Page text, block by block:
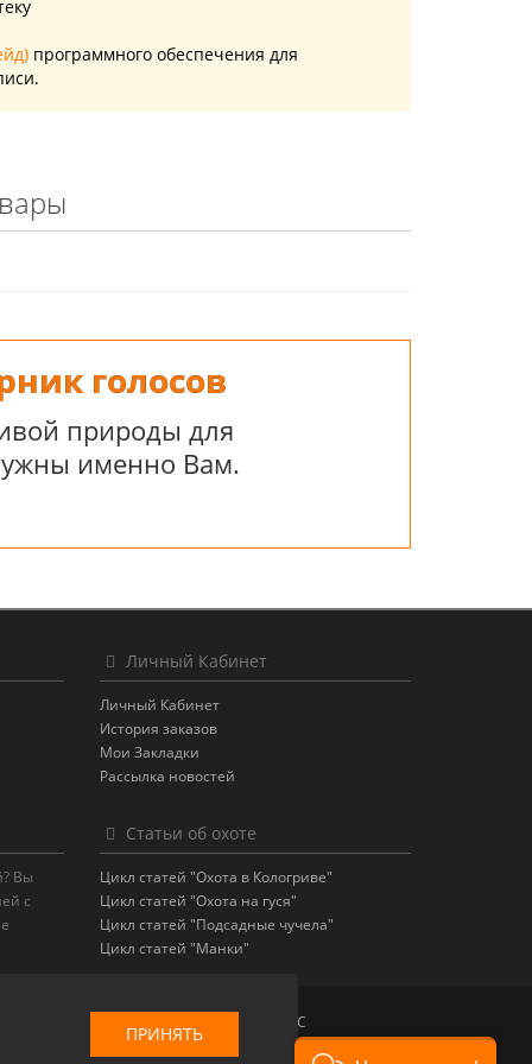
программного обеспечения для
голосов
природы для
именно Вам.
Личный Кабинет
Личный Кабинет
История заказов
Мои Закладки
Рассылка новостей
Вы
с
Статьи об охоте
Цикл статей "Охота в Кологриве"
Цикл статей "Охота на гуся"
Цикл статей "Подсадные чучела"
Цикл статей "Манки"
Сезон Удачной Охоты © 1994 – 2026
ПРИНЯТЬ